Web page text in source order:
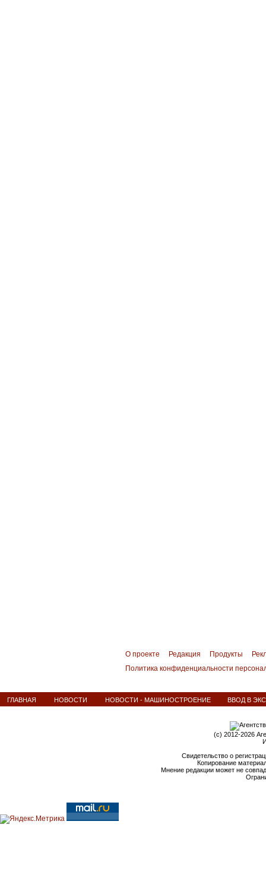
О проекте Редакция Продукты
Политика конфиденциальности
ГЛАВНАЯ НОВОСТИ НОВОСТИ - МАШИНОСТРОЕНИЕ ВВОД В
(c) 2012-2026
Свидетельство о
Копирование
Мнение редакции может не